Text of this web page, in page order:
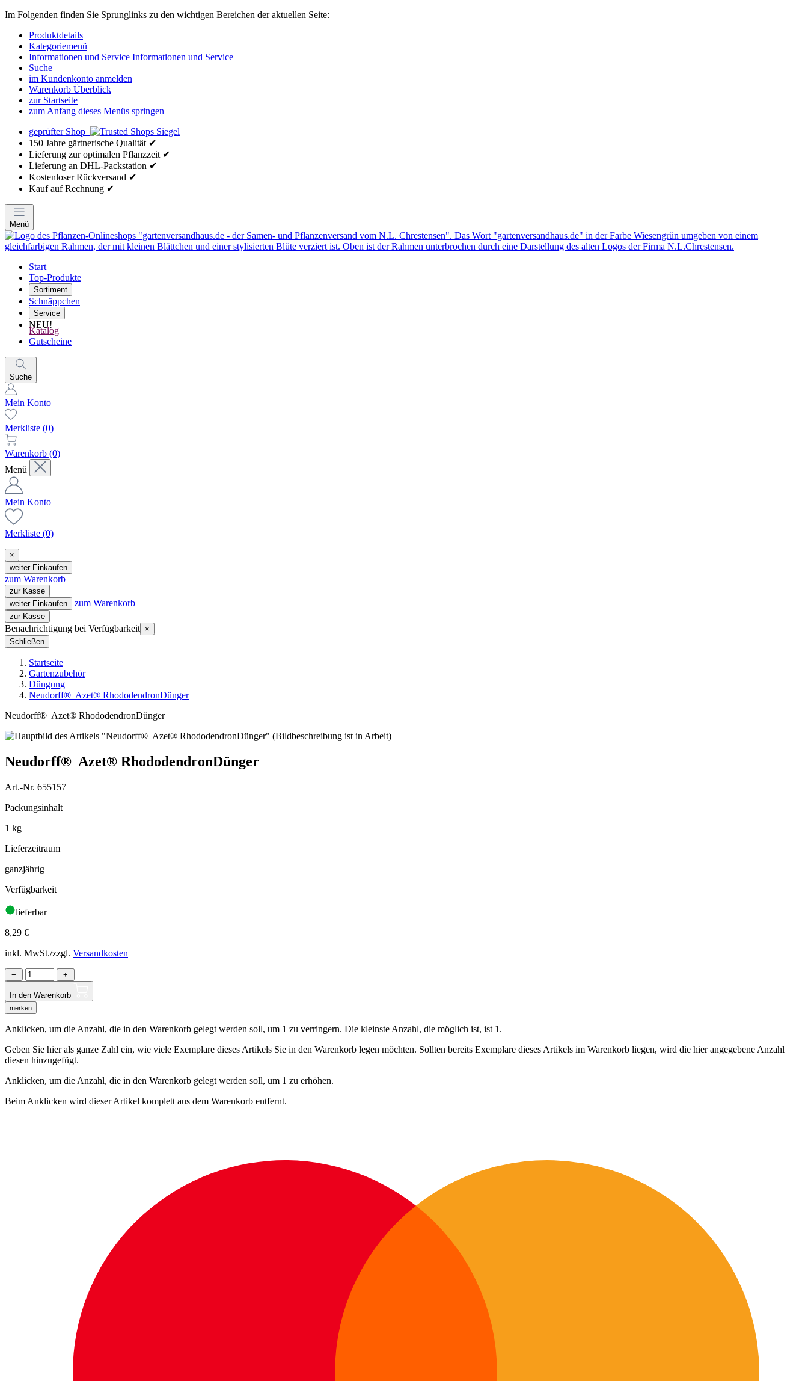
Im Folgenden finden Sie Sprunglinks zu den wichtigen Bereichen der aktuellen Seite:
Produktdetails
Kategoriemenü
Informationen und Service Informationen und Service
Suche
im Kundenkonto anmelden
Warenkorb Überblick
zur Startseite
zum Anfang dieses Menüs springen
geprüfter Shop
150 Jahre gärtnerische Qualität ✔
Lieferung zur optimalen Pflanzzeit ✔
Lieferung an DHL-Packstation ✔
Kostenloser Rückversand ✔
Kauf auf Rechnung ✔
Menü
Start
Top-Produkte
Sortiment
Schnäppchen
Service
NEU!
Katalog
Gutscheine
Suche
Mein Konto
Merkliste (0)
Warenkorb (0)
Menü
Mein Konto
Merkliste (0)
×
weiter Einkaufen
zum Warenkorb
zur Kasse
weiter Einkaufen
zum Warenkorb
zur Kasse
Benachrichtigung bei Verfügbarkeit ×
Schließen
Startseite
Gartenzubehör
Düngung
Neudorff® Azet® RhododendronDünger
Neudorff® Azet® RhododendronDünger
Neudorff® Azet® RhododendronDünger
Art.-Nr. 655157
Packungsinhalt
1 kg
Lieferzeitraum
ganzjährig
Verfügbarkeit
lieferbar
8,29 €
inkl. MwSt./zzgl. Versandkosten
− +
In den Warenkorb
merken
Anklicken, um die Anzahl, die in den Warenkorb gelegt werden soll, um 1 zu verringern. Die kleinste Anzahl, die möglich ist, ist 1.
Geben Sie hier als ganze Zahl ein, wie viele Exemplare dieses Artikels Sie in den Warenkorb legen möchten. Sollten bereits Exemplare dieses Artikels im Warenkorb liegen, wird die hier angegebene Anzahl
diesen hinzugefügt.
Anklicken, um die Anzahl, die in den Warenkorb gelegt werden soll, um 1 zu erhöhen.
Beim Anklicken wird dieser Artikel komplett aus dem Warenkorb entfernt.